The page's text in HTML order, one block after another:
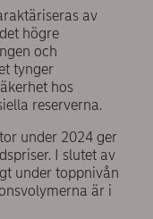
av
högre
och
tynger
hos
reserverna.
under 2024 ger
I slutet av
under toppnivån
är i